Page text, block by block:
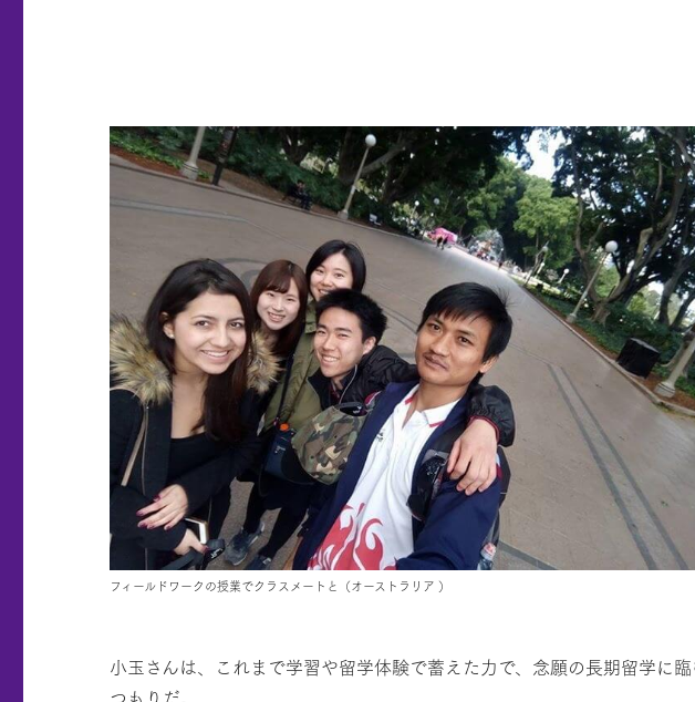
フィールドワークの授業でクラスメートと（オーストラリア ）
小玉さんは、これまで学習や留学体験で蓄えた力で、念願の長期留学に